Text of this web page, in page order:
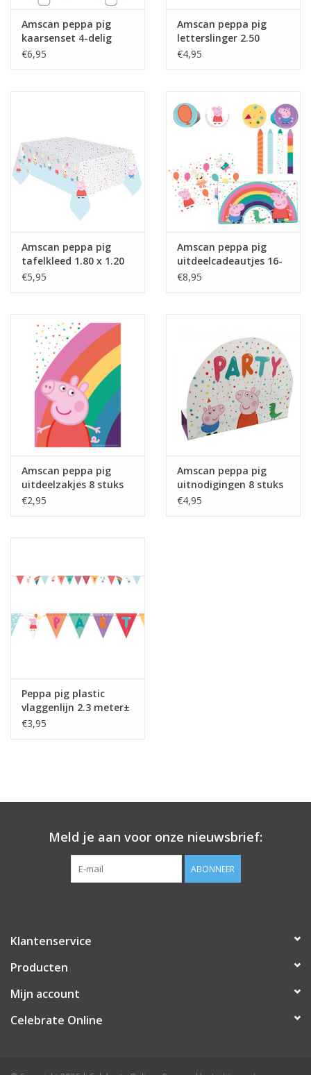
Amscan peppa pig
kaarsenset 4-delig
€6,95
Amscan peppa pig
letterslinger 2.50
meter
€4,95
Amscan peppa pig
tafelkleed 1.80 x 1.20
meter
€5,95
Amscan peppa pig
uitdeelcadeautjes 16-
delig
€8,95
Amscan peppa pig
uitdeelzakjes 8 stuks
€2,95
Amscan peppa pig
uitnodigingen 8 stuks
€4,95
Peppa pig plastic
vlaggenlijn 2.3 meter±
€3,95
Meld je aan voor onze nieuwsbrief:
ABONNEER
Klantenservice
Producten
Mijn account
Celebrate Online